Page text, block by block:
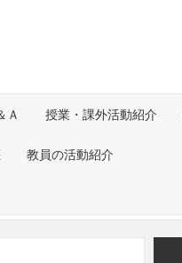
Ａ 授業・課外活動紹介
教員の活動紹介